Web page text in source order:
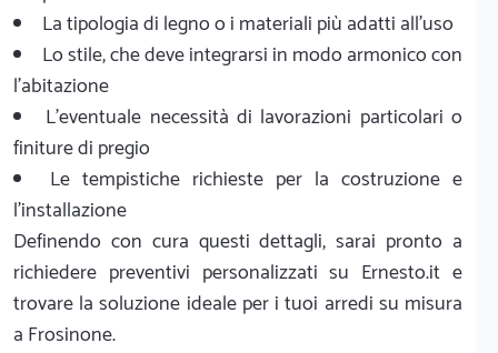
La tipologia di legno o i materiali più adatti all'uso
Lo stile, che deve integrarsi in modo armonico con
l'abitazione
L'eventuale necessità di lavorazioni particolari o
finiture di pregio
Le tempistiche richieste per la costruzione e
l'installazione
Definendo con cura questi dettagli, sarai pronto a
richiedere preventivi personalizzati su Ernesto.it e
trovare la soluzione ideale per i tuoi arredi su misura
a Frosinone.